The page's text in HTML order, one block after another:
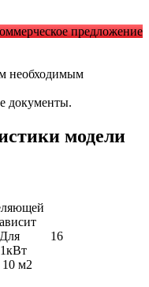
предложение
необходимым
документы.
модели
м2
16